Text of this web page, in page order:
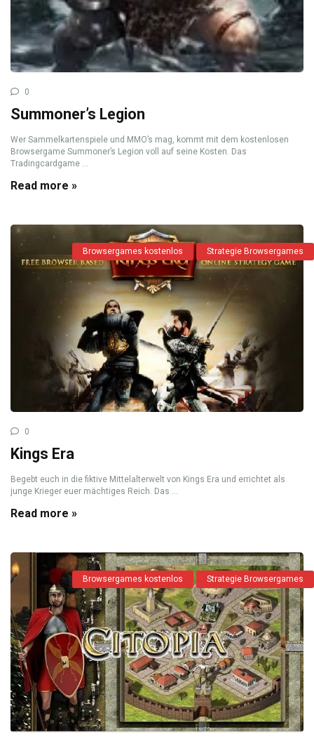
0
Summoner’s Legion
Wer Sammelkartenspiele und MMO’s mag, kommt mit dem kostenlosen
Browsergame Summoner’s Legion voll auf seine Kosten. Das
Tradingcardgame ...
Read more »
Browsergames kostenlos Strategie Browsergames
0
Kings Era
Begebt euch in die fiktive Mittelalterwelt von Kings Era und errichtet als
junge Krieger euer mächtiges Reich. Das ...
Read more »
Browsergames kostenlos Strategie Browsergames